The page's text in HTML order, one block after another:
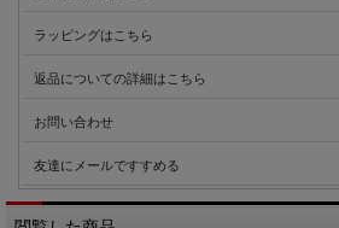
ラッピングはこちら
返品についての詳細はこちら
お問い合わせ
友達にメールですすめる